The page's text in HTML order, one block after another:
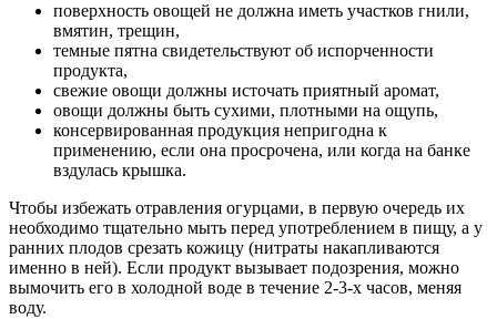
поверхность овощей не должна иметь участков гнили,
вмятин, трещин,
темные пятна свидетельствуют об испорченности
продукта,
свежие овощи должны источать приятный аромат,
овощи должны быть сухими, плотными на ощупь,
консервированная продукция непригодна к
применению, если она просрочена, или когда на банке
вздулась крышка.
Чтобы избежать отравления огурцами, в первую очередь их
необходимо тщательно мыть перед употреблением в пищу, а у
ранних плодов срезать кожицу (нитраты накапливаются
именно в ней). Если продукт вызывает подозрения, можно
вымочить его в холодной воде в течение 2-3-х часов, меняя
воду.